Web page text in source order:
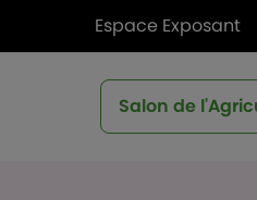
Espace Exposant
Salon de